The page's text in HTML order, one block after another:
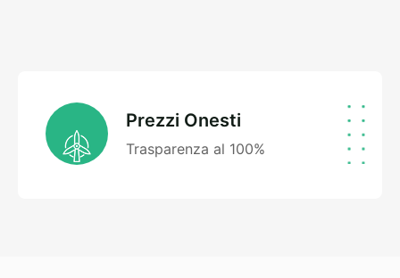
Prezzi Onesti
Trasparenza al 100%